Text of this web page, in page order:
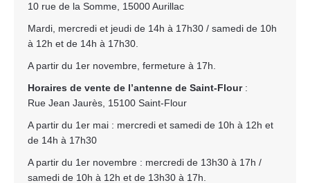
10 rue de la Somme, 15000 Aurillac
Mardi, mercredi et jeudi de 14h à 17h30 / samedi de 10h
à 12h et de 14h à 17h30.
A partir du 1er novembre, fermeture à 17h.
Horaires de vente de l’antenne de Saint-Flour:
Rue Jean Jaurès, 15100 Saint-Flour
A partir du 1er mai : mercredi et samedi de 10h à 12h et
de 14h à 17h30
A partir du 1er novembre : mercredi de 13h30 à 17h /
samedi de 10h à 12h et de 13h30 à 17h.